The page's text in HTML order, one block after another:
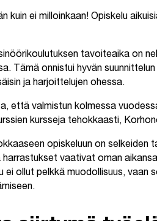
kuin ei milloinkaan! Opiskelu
tavoiteaika on
Tämä onnistui hyvän
ja harjoittelujen ohessa.
että valmistun kolmessa
kursseja tehokkaasti,
opiskeluun on
harrastukset vaativat oman
ei ollut pelkkä muodollisuus,